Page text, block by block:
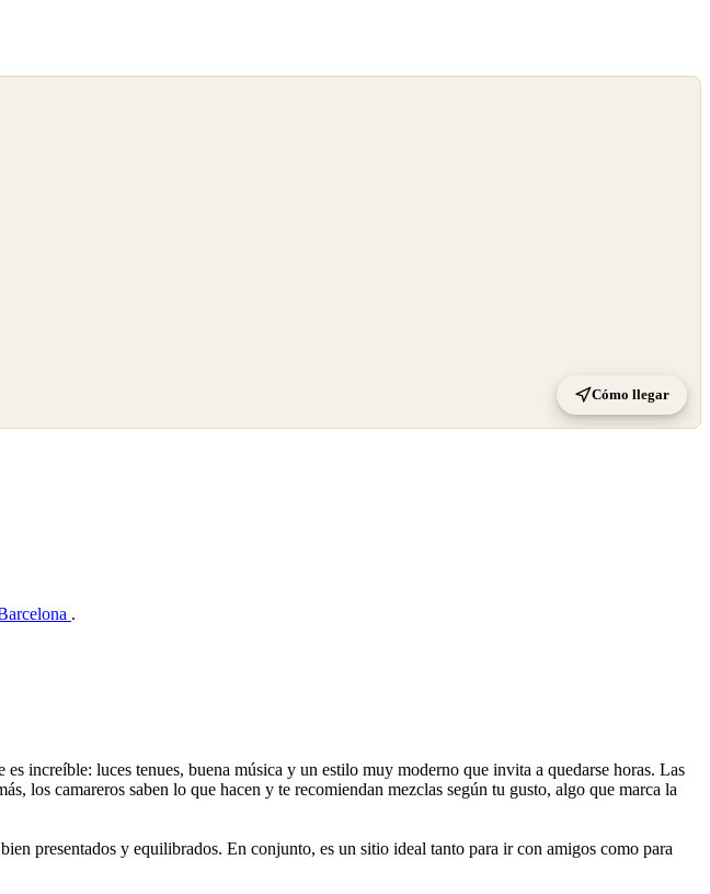
Cómo llegar
.
increíble: luces tenues, buena música y un estilo muy moderno que invita a quedarse horas. Las
los camareros saben lo que hacen y te recomiendan mezclas según tu gusto, algo que marca la
presentados y equilibrados. En conjunto, es un sitio ideal tanto para ir con amigos como para